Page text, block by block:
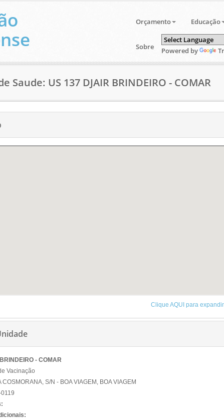
Orçamento Educação
Sobre Powered by
Saude: US 137 DJAIR BRINDEIRO - COMAR
Clique AQUI para expandir
- COMAR
Vacinação
COSMORANA, S/N - BOA VIAGEM, BOA VIAGEM